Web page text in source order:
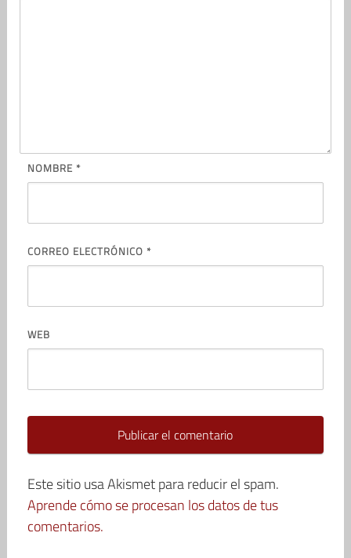
NOMBRE *
CORREO ELECTRÓNICO *
WEB
Este sitio usa Akismet para reducir el spam.
Aprende cómo se procesan los datos de tus
comentarios.